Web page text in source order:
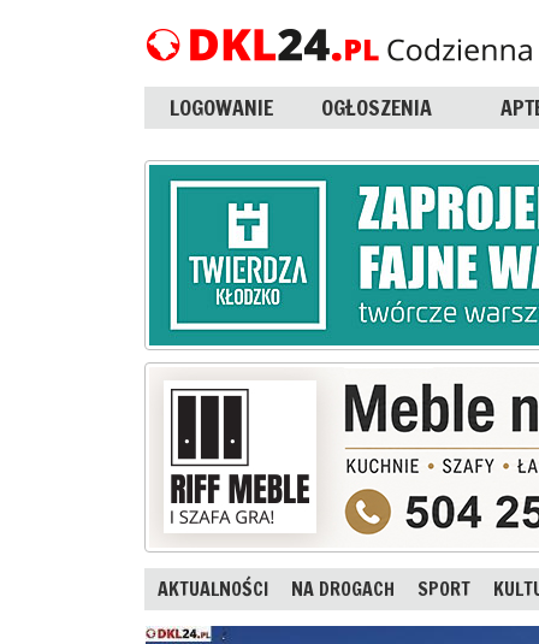
LOGOWANIE OGŁOSZENIA
AKTUALNOŚCI NA DROGACH SPORT